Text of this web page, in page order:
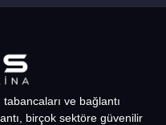
ve bağlantı
birçok sektöre güvenilir